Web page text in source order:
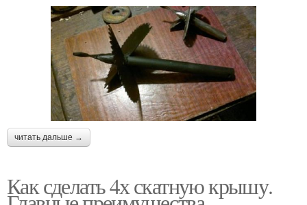
читать дальше →
Как сделать 4х скатную крышу.